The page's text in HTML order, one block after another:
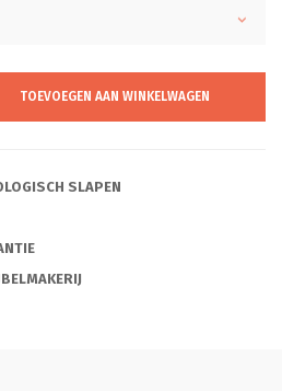
TOEVOEGEN AAN WINKELWAGEN
SLAPEN